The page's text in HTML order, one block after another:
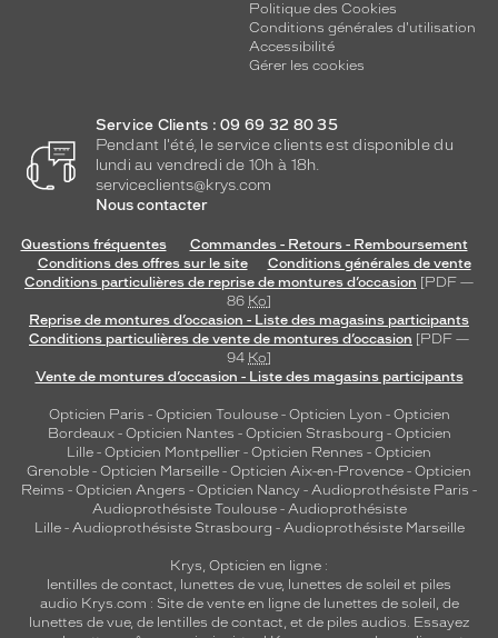
Politique des Cookies
Conditions générales d'utilisation
Accessibilité
Gérer les cookies
Service Clients : 09 69 32 80 35
Pendant l'été, le service clients est disponible du
lundi au vendredi de 10h à 18h.
serviceclients@krys.com
Nous contacter
Questions fréquentes
Commandes - Retours - Remboursement
Conditions des offres sur le site
Conditions générales de vente
Conditions particulières de reprise de montures d’occasion [PDF —
86 Ko]
Reprise de montures d’occasion - Liste des magasins participants
Conditions particulières de vente de montures d’occasion [PDF —
94 Ko]
Vente de montures d’occasion - Liste des magasins participants
Opticien Paris - Opticien Toulouse- Opticien Lyon - Opticien
Bordeaux- Opticien Nantes - Opticien Strasbourg - Opticien
Lille - Opticien Montpellier - Opticien Rennes - Opticien
Grenoble - Opticien Marseille - Opticien Aix-en-Provence - Opticien
Reims - Opticien Angers - Opticien Nancy - Audioprothésiste Paris -
Audioprothésiste Toulouse- Audioprothésiste
Lille- Audioprothésiste Strasbourg - Audioprothésiste Marseille
Krys, Opticien en ligne :
lentilles de contact, lunettes de vue, lunettes de soleil et piles
audio Krys.com : Site de vente en ligne de lunettes de soleil, de
lunettes de vue, de lentilles de contact, et de piles audios. Essayez